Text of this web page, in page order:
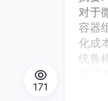
对于
容器
化成
统鲁
171